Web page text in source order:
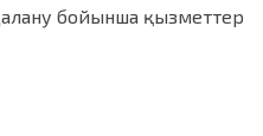
бойынша қызметтер